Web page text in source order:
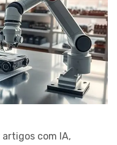
com IA,